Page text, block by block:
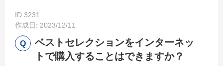
ID:3231
作成日: 2023/12/11
ベストセレクションをインターネッ
トで購入することはできますか？